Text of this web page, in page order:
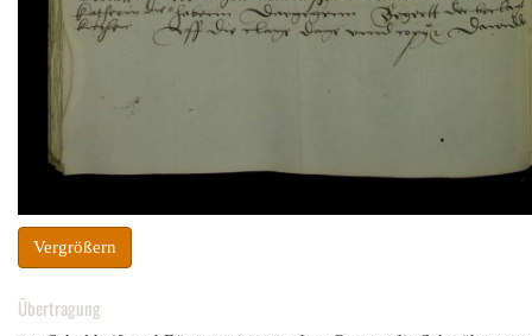
Vergrößern
Übertragung